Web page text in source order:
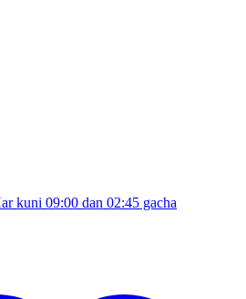
kuni 09:00 dan 02:45 gacha